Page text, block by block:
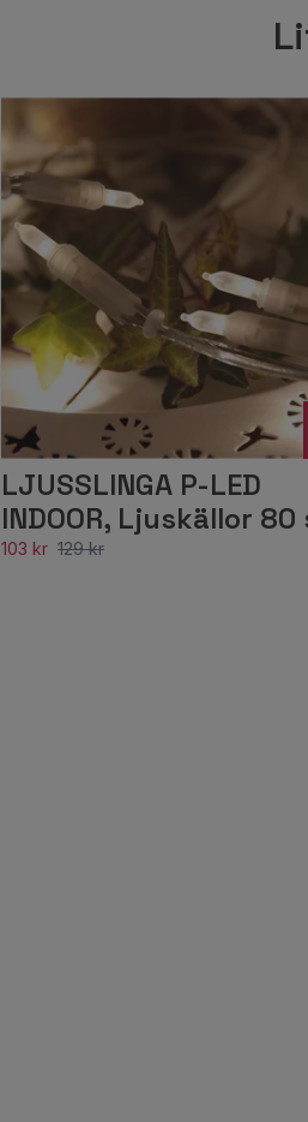
LJUSSLINGA P-LED
INDOOR, Ljuskällor 80
103 kr 129 kr